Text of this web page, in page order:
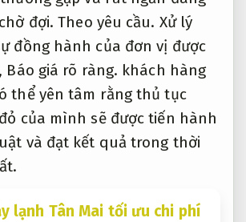
đợi.Theo yêu cầu. Xử lý
đồng hành của đơn vị được
Báo giá rõ ràng. khách hàng
thể yên tâm rằng thủ tục
của mình sẽ được tiến hành
và đạt kết quả trong thời
lạnh Tân Mai tối ưu chi phí